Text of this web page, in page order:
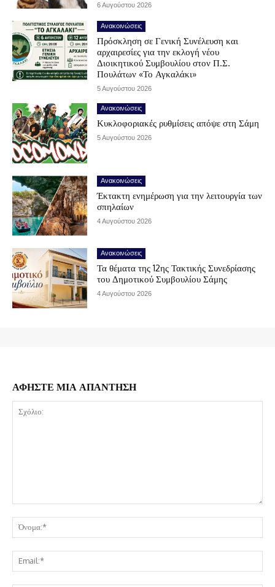
6 Αυγούστου 2026
Ανακοινώσεις
Πρόσκληση σε Γενική Συνέλευση και
αρχαιρεσίες για την εκλογή νέου
Διοικητικού Συμβουλίου στον Π.Σ.
Πουλάτων «Το Αγκαλάκι»
5 Αυγούστου 2026
Ανακοινώσεις
Κυκλοφοριακές ρυθμίσεις απόψε στη Σάμη
5 Αυγούστου 2026
Ανακοινώσεις
Έκτακτη ενημέρωση για την λειτουργία των
σπηλαίων
4 Αυγούστου 2026
Ανακοινώσεις
Τα θέματα της 12ης Τακτικής Συνεδρίασης
του Δημοτικού Συμβουλίου Σάμης
4 Αυγούστου 2026
ΑΦΗΣΤΕ ΜΙΑ ΑΠΑΝΤΗΣΗ